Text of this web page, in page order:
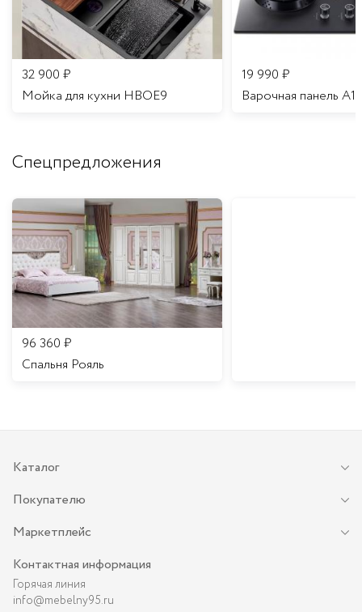
32 900 ₽
Мойка для кухни HBOE9
19 990 ₽
Варочная панель A16
Спецпредложения
96 360 ₽
Спальня Рояль
Каталог
Покупателю
Маркетплейс
Контактная информация
Горячая линия
info@mebelny95.ru